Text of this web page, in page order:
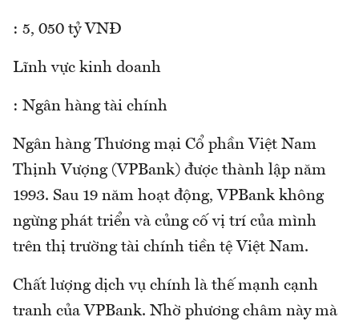
: 5, 050 tỷ VNĐ
Lĩnh vực kinh doanh
: Ngân hàng tài chính
Ngân hàng Thương mại Cổ phần Việt Nam
Thịnh Vượng (VPBank) được thành lập năm
1993. Sau 19 năm hoạt động, VPBank không
ngừng phát triển và củng cố vị trí của mình
trên thị trường tài chính tiền tệ Việt Nam.
Chất lượng dịch vụ chính là thế mạnh cạnh
tranh của VPBank. Nhờ phương châm này mà